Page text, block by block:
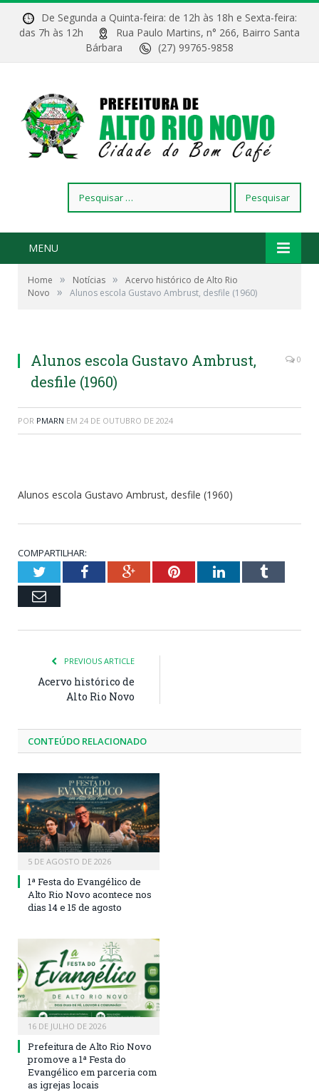
De Segunda a Quinta-feira: de 12h às 18h e Sexta-feira:
das 7h às 12h
Rua Paulo Martins, n° 266, Bairro Santa
Bárbara
(27) 99765-9858
por:
MENU
Home » Notícias »
Acervo histórico de Alto Rio
Novo
» Alunos escola Gustavo Ambrust, desfile (1960)
Alunos escola Gustavo Ambrust,
desfile (1960)
0
POR PMARN EM 24 DE OUTUBRO DE 2024
Alunos escola Gustavo Ambrust, desfile (1960)
COMPARTILHAR:
TwitterFacebookGoogle+PinterestLinkedInTumblr
Email
PREVIOUS ARTICLE
Acervo histórico de
Alto Rio Novo
CONTEÚDO RELACIONADO
5 DE AGOSTO DE 2026
1ª Festa do Evangélico de
Alto Rio Novo acontece nos
dias 14 e 15 de agosto
16 DE JULHO DE 2026
Prefeitura de Alto Rio Novo
promove a 1ª Festa do
Evangélico em parceria com
as igrejas locais